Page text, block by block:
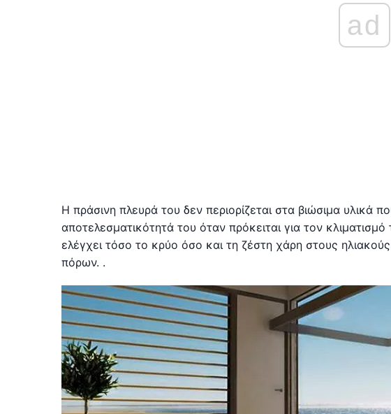
ad
Η πράσινη πλευρά του δεν περιορίζεται στα βιώσιμα υλικά
αποτελεσματικότητά του όταν πρόκειται για τον
ελέγχει τόσο το κρύο όσο και τη ζέστη χάρη στους
πόρων. .